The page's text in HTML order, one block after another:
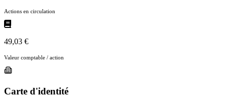
Actions en circulation
49,03 €
Valeur comptable / action
Carte d'identité